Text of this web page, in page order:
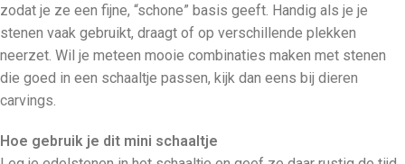
zodat je ze een fijne, “schone” basis geeft. Handig als je je
stenen vaak gebruikt, draagt of op verschillende plekken
neerzet. Wil je meteen mooie combinaties maken met stenen
die goed in een schaaltje passen, kijk dan eens bij dieren
carvings
Hoe gebruik je dit mini schaaltje